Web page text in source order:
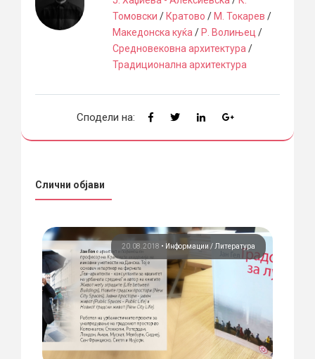
Томовски /Кратово /М. Токарев /
Македонска куќа /Р. Волињец /
Средновековна архитектура /
Традиционална архитектура
Сподели на:
Слични објави
20.08.2018 • Информации Литература